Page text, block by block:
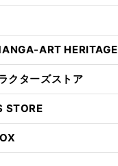
ART HERITAGE
クターズストア
STORE